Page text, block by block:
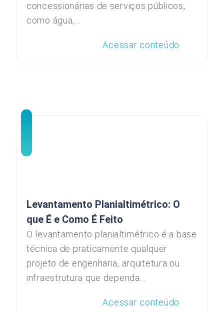
concessionárias de serviços públicos,
como água,...
Acessar conteúdo
Levantamento Planialtimétrico: O
que É e Como É Feito
O levantamento planialtimétrico é a base
técnica de praticamente qualquer
projeto de engenharia, arquitetura ou
infraestrutura que dependa...
Acessar conteúdo